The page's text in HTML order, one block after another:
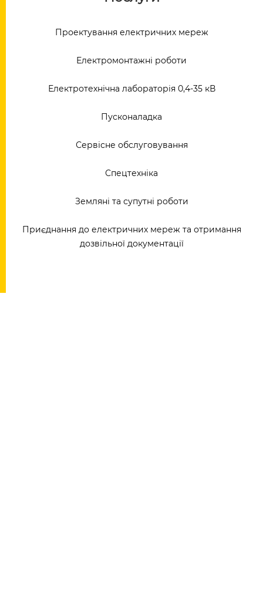
Проектування електричних мереж
Електромонтажні роботи
Електротехнічна лабораторія 0,4-35 кВ
Пусконаладка
Сервісне обслуговування
Спецтехніка
Земляні та супутні роботи
Приєднання до електричних мереж та отримання
дозвільної документації